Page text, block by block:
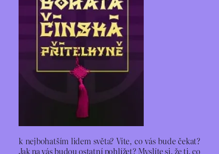
k nejbohatším lidem světa? Víte, co vás bude čekat?
Jak na vás budou ostatní pohlížet? Myslíte si, že ti, co